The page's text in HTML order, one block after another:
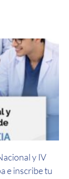
y IV
e inscribe tu